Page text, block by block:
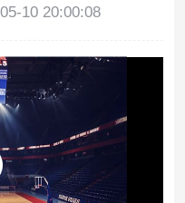
10 20:00:08